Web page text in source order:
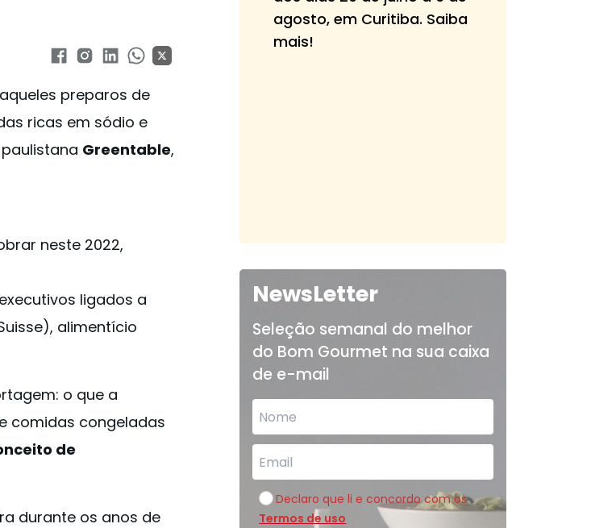
preparos de
ricas em sódio e
Greentable,
neste 2022,
ligados a
alimentício
o que a
comidas congeladas
de
durante os anos de
agosto, em Curitiba. Saiba
mais!
NewsLetter
Seleção semanal do melhor
do Bom Gourmet na sua caixa
de e-mail
Declaro que li e concordo com os
Termos de uso